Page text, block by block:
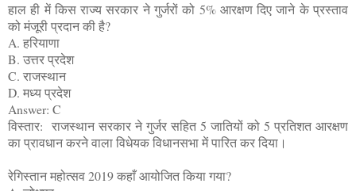
हाल ही में किस राज्य सरकार ने गुर्जरों को 5% आरक्षण दिए जाने के प्रस्ताव
को मंजूरी प्रदान की है?
A. हरियाणा
B. उत्तर प्रदेश
C. राजस्थान
D. मध्य प्रदेश
Answer: C
विस्तार: राजस्थान सरकार ने गुर्जर सहित 5 जातियों को 5 प्रतिशत आरक्षण
का प्रावधान करने वाला विधेयक विधानसभा में पारित कर दिया।
रेगिस्तान महोत्सव 2019 कहाँ आयोजित किया गया?